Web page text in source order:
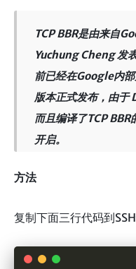
TCP BBR是由来自
Yuchung Cheng 发
前已经在Google内
版本正式发布，由
而且编译了TCP
开启。
方法
复制下面三行代码到